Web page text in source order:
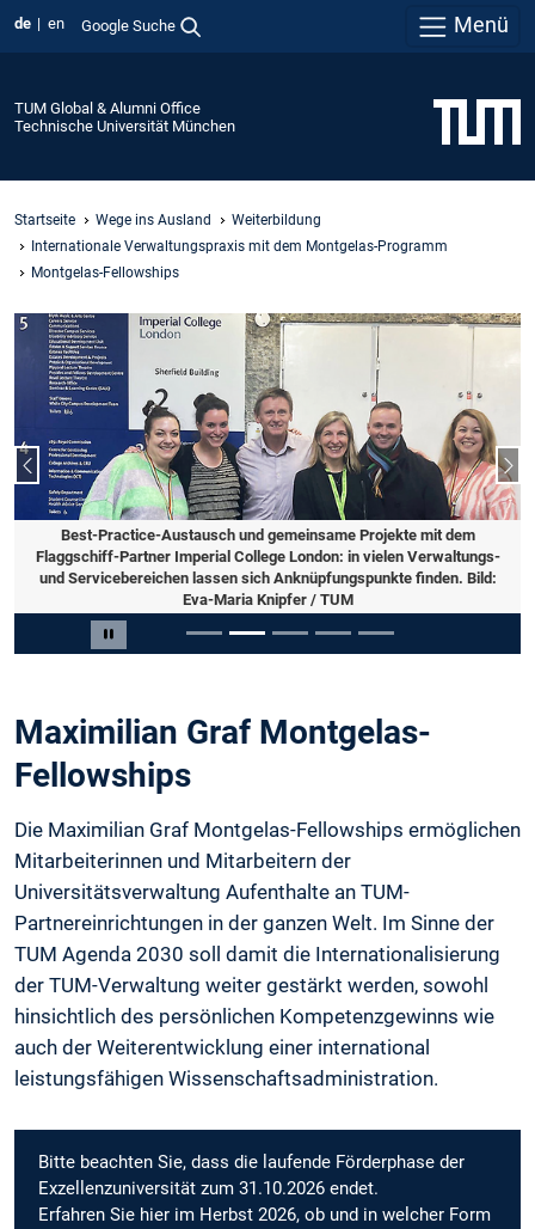
de en Google Suche Menü
TUM Global & Alumni Office
Technische Universität München
Startseite Wege ins Ausland
Weiterbildung
Internationale Verwaltungspraxis mit dem Montgelas-Programm
Montgelas-Fellowships
Carousel pausieren
Best-Practice-Austausch und gemeinsame Projekte mit dem
Flaggschiff-Partner Imperial College London: in vielen Verwaltungs-
und Servicebereichen lassen sich Anknüpfungspunkte finden. Bild:
Eva-Maria Knipfer / TUM
Vorheriger Slide
Slide 2 von 5
Maximilian Graf Montgelas-
Fellowships
Die Maximilian Graf Montgelas-Fellowships ermöglichen
Mitarbeiterinnen und Mitarbeitern der
Universitätsverwaltung Aufenthalte an TUM-
Partnereinrichtungen in der ganzen Welt. Im Sinne der
TUM Agenda 2030 soll damit die Internationalisierung
der TUM-Verwaltung weiter gestärkt werden, sowohl
hinsichtlich des persönlichen Kompetenzgewinns wie
auch der Weiterentwicklung einer international
leistungsfähigen Wissenschaftsadministration.
Bitte beachten Sie, dass die laufende Förderphase der
Exzellenzuniversität zum 31.10.2026 endet.
Erfahren Sie hier im Herbst 2026, ob und in welcher Form